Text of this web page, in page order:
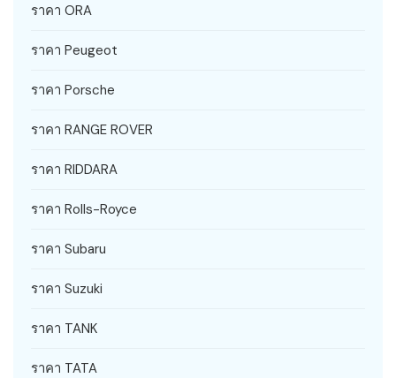
ราคา ORA
ราคา Peugeot
ราคา Porsche
ราคา RANGE ROVER
ราคา RIDDARA
ราคา Rolls-Royce
ราคา Subaru
ราคา Suzuki
ราคา TANK
ราคา TATA